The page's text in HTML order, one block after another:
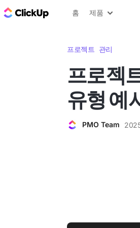
ClickUp 블로그
홈 제품
프로젝트 관리
프로젝
유형 예
PMO Team